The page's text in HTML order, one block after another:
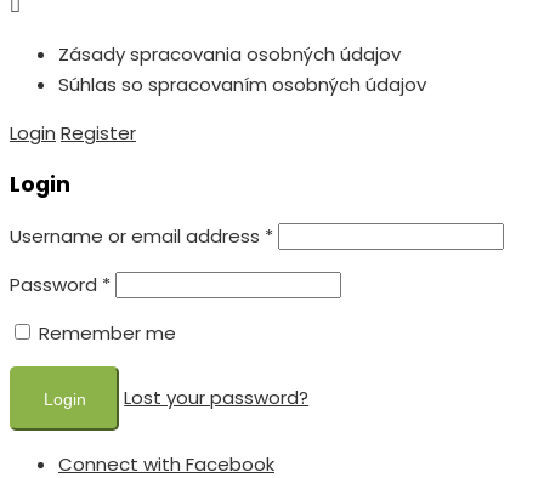
Zásady spracovania osobných údajov
Súhlas so spracovaním osobných údajov
Login Register
Login
Username or email address *
Password *
Remember me
Lost your password?
Connect with Facebook